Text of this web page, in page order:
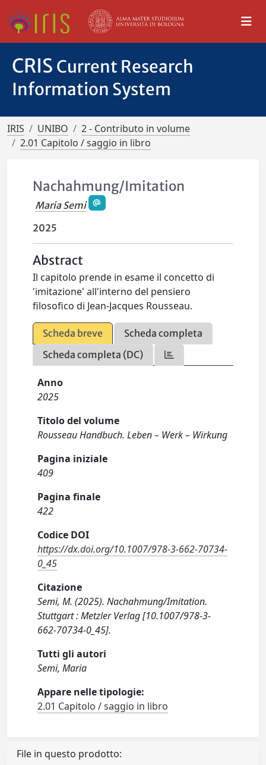
CRIS Current Research
Information System
IRIS UNIBO
2 - Contributo in volume
2.01 Capitolo / saggio in libro
Nachahmung/Imitation
Maria Semi
2025
Abstract
Il capitolo prende in esame il concetto di
'imitazione' all'interno del pensiero
filosofico di Jean-Jacques Rousseau.
Scheda breve
Scheda completa
Scheda completa (DC)
Anno
2025
Titolo del volume
Rousseau Handbuch. Leben – Werk – Wirkung
Pagina iniziale
409
Pagina finale
422
Codice DOI
https://dx.doi.org/10.1007/978-3-662-70734-
0_45
Citazione
Semi, M. (2025). Nachahmung/Imitation.
Stuttgart : Metzler Verlag [10.1007/978-3-
662-70734-0_45].
Tutti gli autori
Semi, Maria
Appare nelle tipologie:
2.01 Capitolo / saggio in libro
File in questo prodotto: